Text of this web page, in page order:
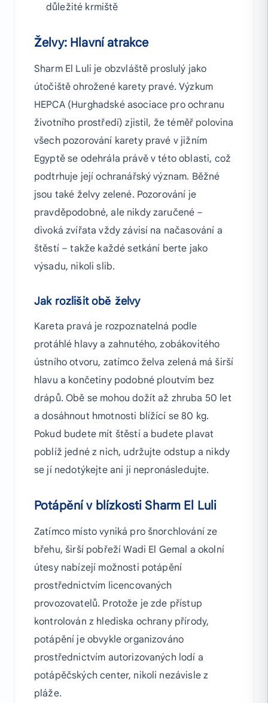
důležité krmiště
Želvy: Hlavní atrakce
Sharm El Luli je obzvláště proslulý jako
útočiště ohrožené karety pravé. Výzkum
HEPCA (Hurghadské asociace pro ochranu
životního prostředí) zjistil, že téměř polovina
všech pozorování karety pravé v jižním
Egyptě se odehrála právě v této oblasti, což
podtrhuje její ochranářský význam. Běžné
jsou také želvy zelené. Pozorování je
pravděpodobné, ale nikdy zaručené –
divoká zvířata vždy závisí na načasování a
štěstí – takže každé setkání berte jako
výsadu, nikoli slib.
Jak rozlišit obě želvy
Kareta pravá je rozpoznatelná podle
protáhlé hlavy a zahnutého, zobákovitého
ústního otvoru, zatímco želva zelená má širší
hlavu a končetiny podobné ploutvím bez
drápů. Obě se mohou dožít až zhruba 50 let
a dosáhnout hmotnosti blížící se 80 kg.
Pokud budete mít štěstí a budete plavat
poblíž jedné z nich, udržujte odstup a nikdy
se jí nedotýkejte ani ji nepronásledujte.
Potápění v blízkosti Sharm El Luli
Zatímco místo vyniká pro šnorchlování ze
břehu, širší pobřeží Wadi El Gemal a okolní
útesy nabízejí možnosti potápění
prostřednictvím licencovaných
provozovatelů. Protože je zde přístup
kontrolován z hlediska ochrany přírody,
potápění je obvykle organizováno
prostřednictvím autorizovaných lodí a
potápěčských center, nikoli nezávisle z
pláže.